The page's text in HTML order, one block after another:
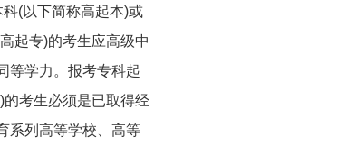
(以下简称高起本)或
起专)的考生应高级中
等学力。报考专科起
考生必须是已取得经
系列高等学校、高等